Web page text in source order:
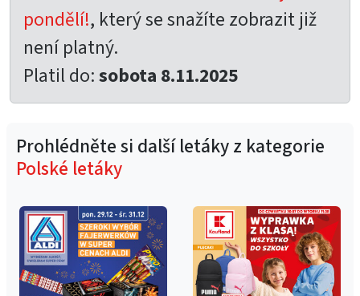
pondělí!, který se snažíte zobrazit již
není platný.
Platil do:sobota 8.11.2025
Prohlédněte si další letáky z kategorie
Polské letáky